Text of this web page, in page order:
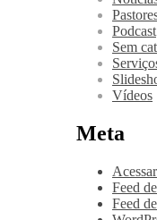
Podcast
Sem
Vídeos
Meta
Acessar
Feed
Feed